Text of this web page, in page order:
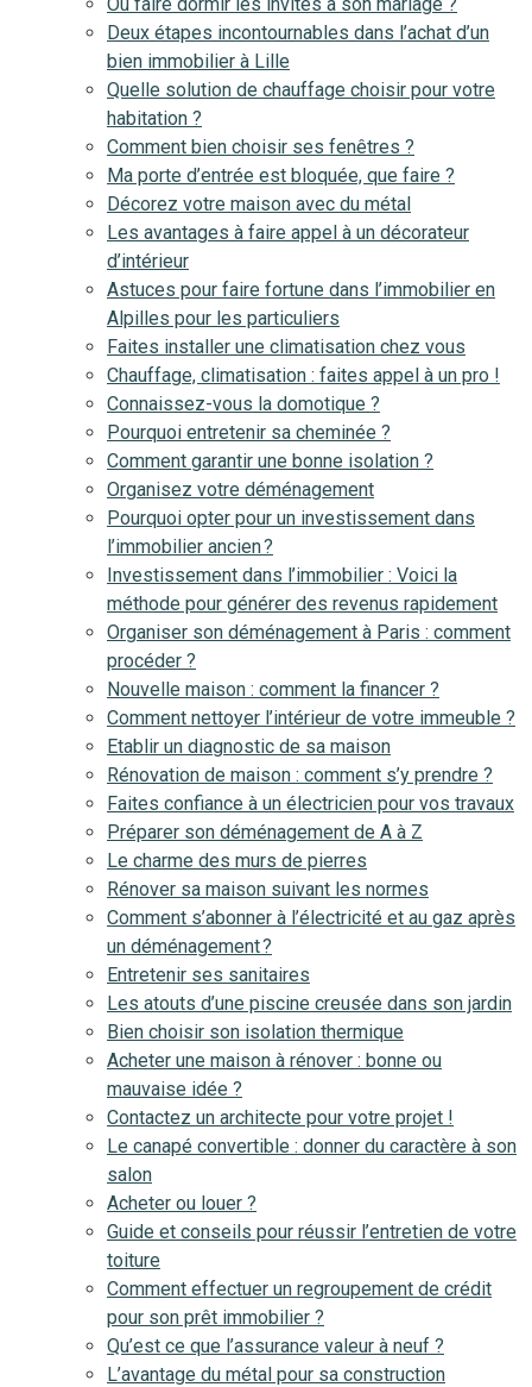
Deux étapes incontournables dans l’achat d’un
bien immobilier à Lille
Quelle solution de chauffage choisir pour votre
habitation ?
Comment bien choisir ses fenêtres ?
Ma porte d’entrée est bloquée, que faire ?
Décorez votre maison avec du métal
Les avantages à faire appel à un décorateur
d’intérieur
Astuces pour faire fortune dans l’immobilier en
Alpilles pour les particuliers
Faites installer une climatisation chez vous
Chauffage, climatisation : faites appel à un pro !
Connaissez-vous la domotique ?
Pourquoi entretenir sa cheminée ?
Comment garantir une bonne isolation ?
Organisez votre déménagement
Pourquoi opter pour un investissement dans
l’immobilier ancien ?
Investissement dans l’immobilier : Voici la
méthode pour générer des revenus rapidement
Organiser son déménagement à Paris : comment
procéder ?
Nouvelle maison : comment la financer ?
Comment nettoyer l’intérieur de votre immeuble ?
Etablir un diagnostic de sa maison
Rénovation de maison : comment s’y prendre ?
Faites confiance à un électricien pour vos travaux
Préparer son déménagement de A à Z
Le charme des murs de pierres
Rénover sa maison suivant les normes
Comment s’abonner à l’électricité et au gaz après
un déménagement ?
Entretenir ses sanitaires
Les atouts d’une piscine creusée dans son jardin
Bien choisir son isolation thermique
Acheter une maison à rénover : bonne ou
mauvaise idée ?
Contactez un architecte pour votre projet !
Le canapé convertible : donner du caractère à son
salon
Acheter ou louer ?
Guide et conseils pour réussir l’entretien de votre
toiture
Comment effectuer un regroupement de crédit
pour son prêt immobilier ?
Qu’est ce que l’assurance valeur à neuf ?
L’avantage du métal pour sa construction